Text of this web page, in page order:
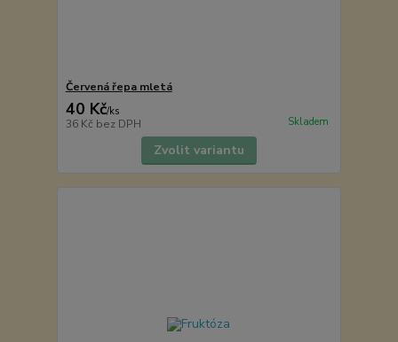
Červená řepa mletá
40 Kč/ks
36 Kč bez DPH Skladem
Zvolit variantu